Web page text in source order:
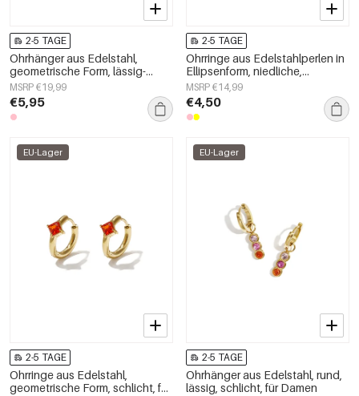
2-5 TAGE
Ohrhänger aus Edelstahl,
geometrische Form, lässig-
schlichte Serie, Damenschmuck
MSRP €19,99
€5,95
2-5 TAGE
Ohrringe aus Edelstahlperlen in
Ellipsenform, niedliche,
schlichte Alltags-Serie,
Damenschmuck
MSRP €14,99
€4,50
EU-Lager
2-5 TAGE
Ohrringe aus Edelstahl,
geometrische Form, schlicht, für
EU-Lager
2-5 TAGE
Ohrhänger aus Edelstahl, rund,
lässig, schlicht, für Damen